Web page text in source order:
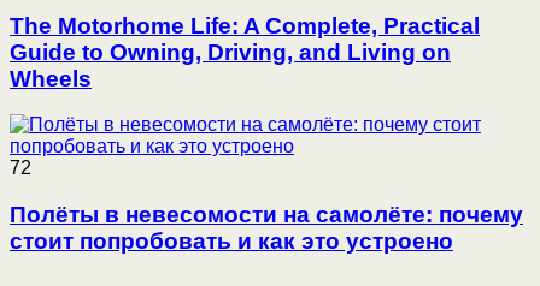
The Motorhome Life: A Complete, Practical
Guide to Owning, Driving, and Living on
Wheels
72
Полёты в невесомости на самолёте: почему
стоит попробовать и как это устроено